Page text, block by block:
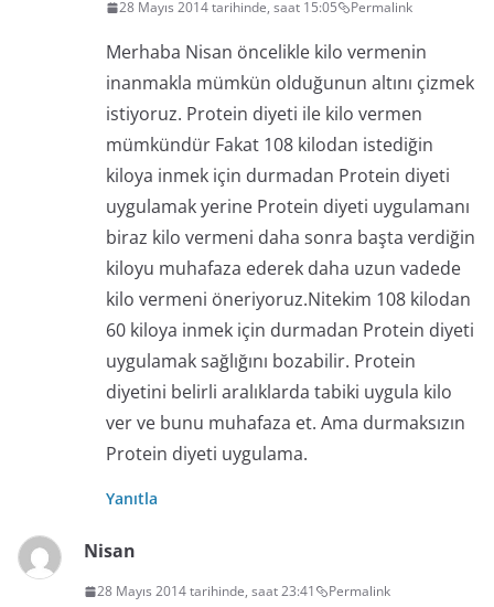
28 Mayıs 2014 tarihinde, saat 15:05 Permalink
Merhaba Nisan öncelikle kilo vermenin
inanmakla mümkün olduğunun altını çizmek
istiyoruz. Protein diyeti ile kilo vermen
mümkündür Fakat 108 kilodan istediğin
kiloya inmek için durmadan Protein diyeti
uygulamak yerine Protein diyeti uygulamanı
biraz kilo vermeni daha sonra başta verdiğin
kiloyu muhafaza ederek daha uzun vadede
kilo vermeni öneriyoruz.Nitekim 108 kilodan
60 kiloya inmek için durmadan Protein diyeti
uygulamak sağlığını bozabilir. Protein
diyetini belirli aralıklarda tabiki uygula kilo
ver ve bunu muhafaza et. Ama durmaksızın
Protein diyeti uygulama.
Yanıtla
Nisan
28 Mayıs 2014 tarihinde, saat 23:41 Permalink